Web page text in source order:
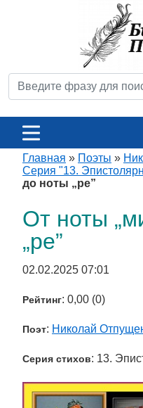
Главная » Поэты »
Серия "13.
до ноты „ре”
От ноты
„ре”
02.02.2025 07:01
Рейтинг: 0,00 (0)
Поэт: Николай
Серия стихов: 13.